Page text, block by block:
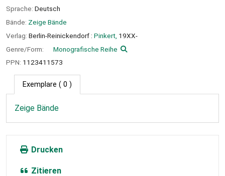
Sprache: Deutsch
Bände: Zeige Bände
Verlag: Berlin-Reinickendorf : Pinkert, 19XX-
Genre/Form:
Monografische Reihe
PPN: 1123411573
Exemplare ( 0 )
Zeige Bände
Drucken
Zitieren